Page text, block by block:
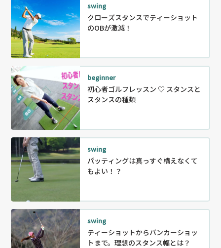
swing
クローズスタンスでティーショット
のOBが激減！
beginner
初心者ゴルフレッスン ♡ スタンスと
スタンスの種類
swing
パッティングは真っすぐ構えなくて
もよい！？
swing
ティーショットからバンカーショッ
トまで。理想のスタンス幅とは？